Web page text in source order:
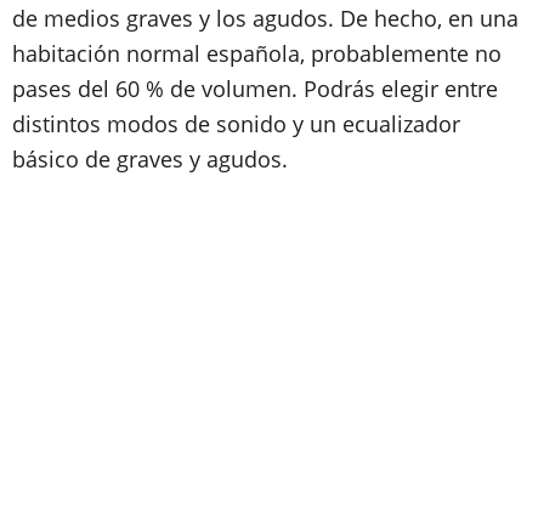
de medios graves y los agudos. De hecho, en una
habitación normal española, probablemente no
pases del 60 % de volumen. Podrás elegir entre
distintos modos de sonido y un ecualizador
básico de graves y agudos.